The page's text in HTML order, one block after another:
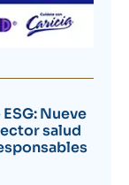
Nueve
salud